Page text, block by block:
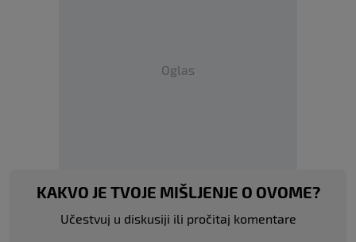
Oglas
KAKVO JE TVOJE MIŠLJENJE O OVOME?
Učestvuj u diskusiji ili pročitaj komentare